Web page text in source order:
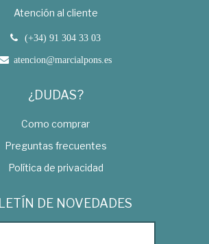
Atención al cliente
(+34) 91 304 33 03
atencion@marcialpons.es
¿DUDAS?
Como comprar
Preguntas frecuentes
Política de privacidad
DE NOVEDADES